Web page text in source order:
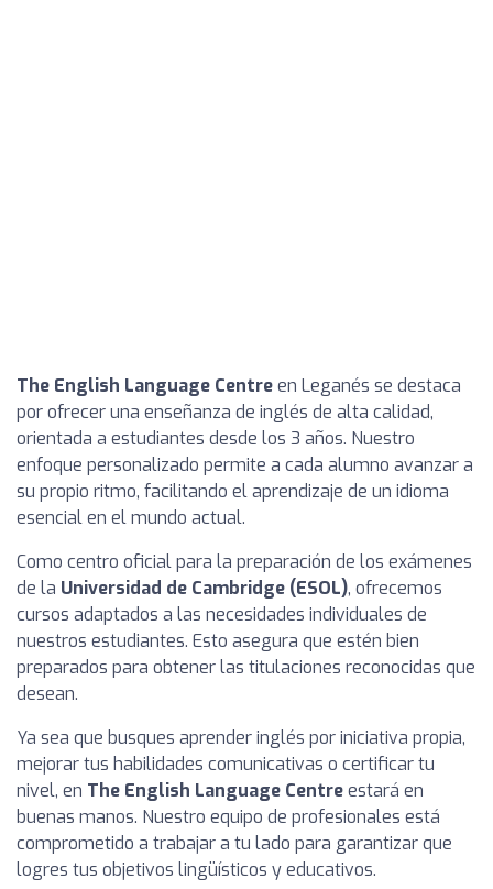
The English Language Centreen Leganés se destaca
por ofrecer una enseñanza de inglés de alta calidad,
orientada a estudiantes desde los 3 años. Nuestro
enfoque personalizado permite a cada alumno avanzar a
su propio ritmo, facilitando el aprendizaje de un idioma
esencial en el mundo actual.
Como centro oficial para la preparación de los exámenes
de la Universidad de Cambridge (ESOL), ofrecemos
cursos adaptados a las necesidades individuales de
nuestros estudiantes. Esto asegura que estén bien
preparados para obtener las titulaciones reconocidas que
desean.
Ya sea que busques aprender inglés por iniciativa propia,
mejorar tus habilidades comunicativas o certificar tu
nivel, en The English Language Centreestará en
buenas manos. Nuestro equipo de profesionales está
comprometido a trabajar a tu lado para garantizar que
logres tus objetivos lingüísticos y educativos.